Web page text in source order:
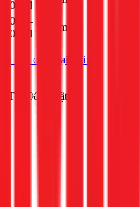
75.000đ
30.000 -
45.000đ
m²
sửa chữa tại 1Fix
10% và vật tư